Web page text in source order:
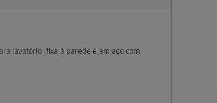
lavatório, fixa à parede é em aço com